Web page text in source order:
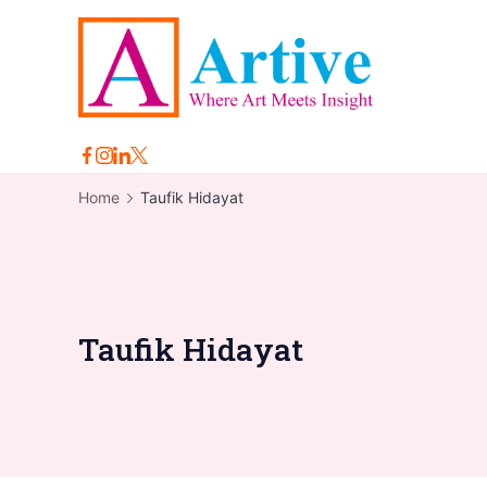
Home Taufik Hidayat
Taufik Hidayat